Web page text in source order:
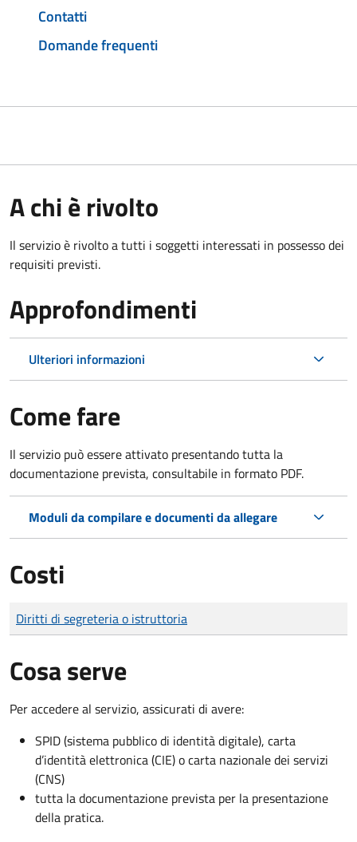
Contatti
Domande frequenti
A chi è rivolto
Il servizio è rivolto a tutti i soggetti interessati in possesso dei
requisiti previsti.
Approfondimenti
Ulteriori informazioni
Come fare
Il servizio può essere attivato presentando tutta la
documentazione prevista, consultabile in formato PDF.
Moduli da compilare e documenti da allegare
Costi
Tipo di pagamento
Importo
Diritti di segreteria o istruttoria
Cosa serve
Per accedere al servizio, assicurati di avere:
SPID (sistema pubblico di identità digitale), carta
d’identità elettronica (CIE) o carta nazionale dei servizi
(CNS)
tutta la documentazione prevista per la presentazione
della pratica.